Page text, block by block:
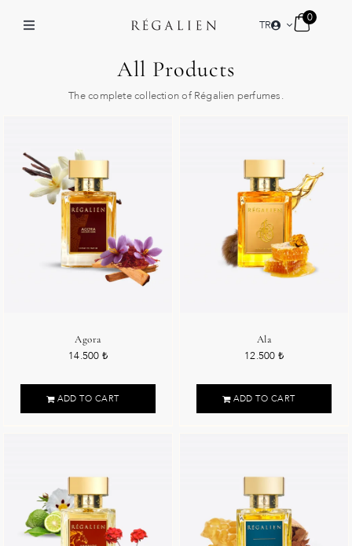
Toggle
NEW ARRIVALS
THE SPIRIT
NICHE PARFÜM
TR
0
All Products
The complete collection of Régalien perfumes.
Agora
14.500 ₺
ADD TO CART
Ala
12.500 ₺
ADD TO CART